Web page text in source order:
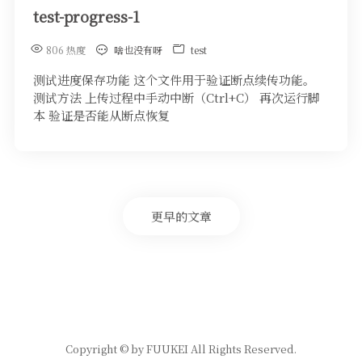
test-progress-1
806 热度 啥也没有呀 test
测试进度保存功能 这个文件用于验证断点续传功能。
测试方法 上传过程中手动中断（Ctrl+C） 再次运行脚
本 验证是否能从断点恢复
更早的文章
Copyright © by FUUKEI All Rights Reserved.